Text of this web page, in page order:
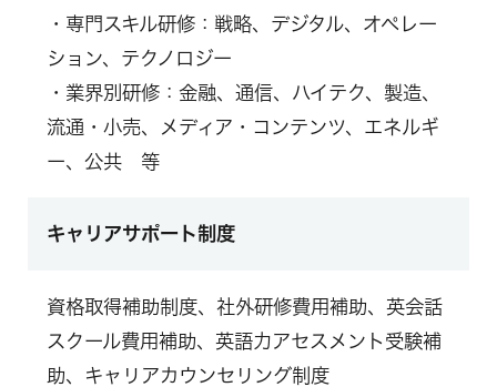
・専門スキル研修：戦略、デジタル、オペレー
ション、テクノロジー
・業界別研修：金融、通信、ハイテク、製造、
流通・小売、メディア・コンテンツ、エネルギ
ー、公共 等
キャリアサポート制度
資格取得補助制度、社外研修費用補助、英会話
スクール費用補助、英語力アセスメント受験補
助、キャリアカウンセリング制度